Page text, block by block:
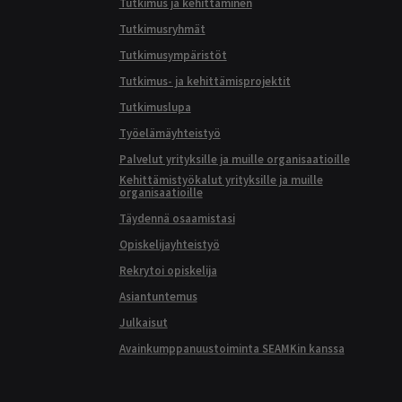
Tutkimusryhmät
Tutkimusympäristöt
Tutkimus- ja kehittämisprojektit
Tutkimuslupa
Työelämäyhteistyö
Palvelut yrityksille ja muille organisaatioille
Kehittämistyökalut yrityksille ja muille
organisaatioille
Täydennä osaamistasi
Opiskelijayhteistyö
Rekrytoi opiskelija
Asiantuntemus
Julkaisut
Avainkumppanuustoiminta SEAMKin kanssa